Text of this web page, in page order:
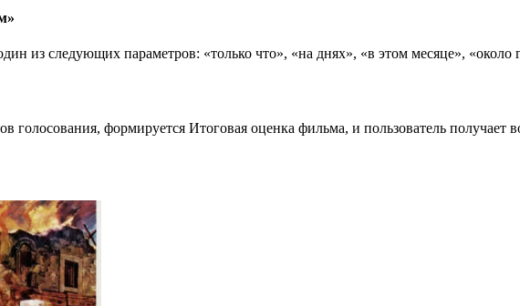
из следующих параметров: «только что», «на днях», «в этом месяце», «около
голосования, формируется Итоговая оценка фильма, и пользователь